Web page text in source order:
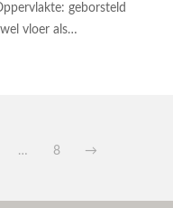
geborsteld
vloer als…
… 8 →